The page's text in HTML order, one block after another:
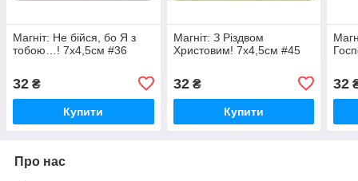
Магніт: Не бійся, бо Я з
тобою…! 7х4,5см #36
32 ₴
Купити
Магніт: З Різдвом
Христовим! 7х4,5см #45
32₴
Купити
32
Про нас